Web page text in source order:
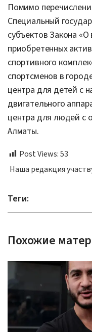
Помимо
Специальный
субъектов Закона «О
приобретенных
спортивного
спортсменов в
центра для детей с
двигательного
центра для людей с
Алматы.
Post Views:53
Наша редакция
Теги:
Похожие